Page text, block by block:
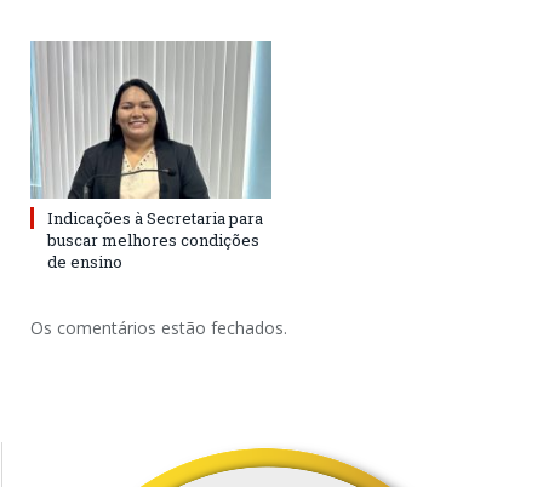
Indicações à Secretaria para
buscar melhores condições
de ensino
Os comentários estão fechados.